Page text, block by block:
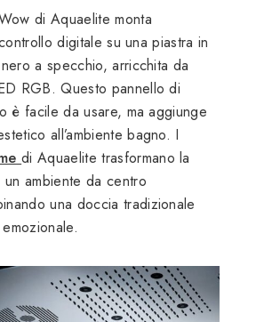
di Aquaelite monta
digitale su una piastra in
a specchio, arricchita da
RGB. Questo pannello di
è facile da usare, ma aggiunge
all’ambiente bagno. I
di Aquaelite trasformano la
ambiente da centro
una doccia tradizionale